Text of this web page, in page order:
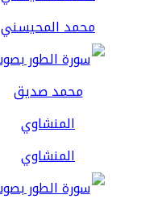
محمد المحيسني
المنشاوي